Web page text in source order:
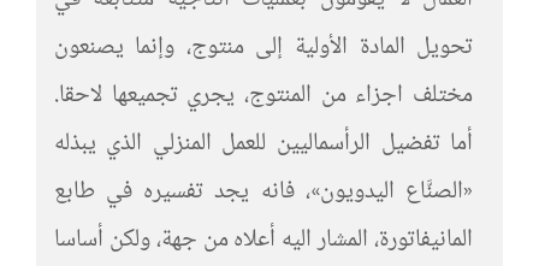
تحويل المادة الأولية إلى منتوج، وإنما يصنعون
مختلف اجزاء من المنتوج، يجري تجميعها لاحقا.
أما تفضيل الرأسماليين للعمل المنزلي الذي يبذله
«الصنَّاع اليدويون»، فانه يجد تفسيره في طابع
المانيفاتورة، المشار اليه أعلاه من جهة، ولكن أساسا